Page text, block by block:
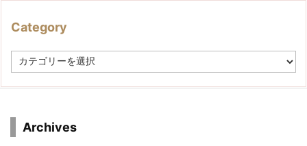
e
Category
e
y
Archives